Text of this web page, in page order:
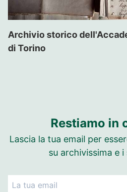
Archivio storico
di Torino
Restiamo in
Lascia la tua email per
su archivissima e